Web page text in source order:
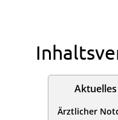
Aktuelles
Ärztlicher